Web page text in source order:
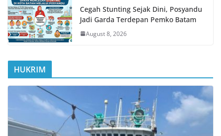
Cegah Stunting Sejak Dini, Posyandu
Jadi Garda Terdepan Pemko Batam
August 8, 2026
HUKRIM